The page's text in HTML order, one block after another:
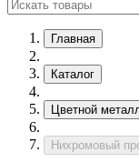
Главная
Каталог
Цветной
Нихромовый